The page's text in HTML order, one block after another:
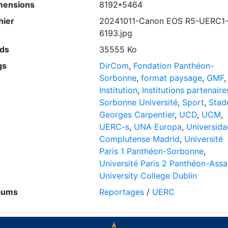
8192*5464
20241011-Canon EOS R5-UERC1-
6193.jpg
35555 Ko
DirCom, Fondation Panthéon-
Sorbonne, format paysage, GMF,
Institution, Institutions
Sorbonne Université, Sport,
Georges Carpentier, UCD, UCM,
UERC-s, UNA Europa,
Complutense Madrid, Université
Paris 1 Panthéon-Sorbonne,
Université Paris 2 Panthéon-
University College Dublin
Reportages / UERC